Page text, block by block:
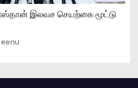
இலவச செயற்கை மூட்டு